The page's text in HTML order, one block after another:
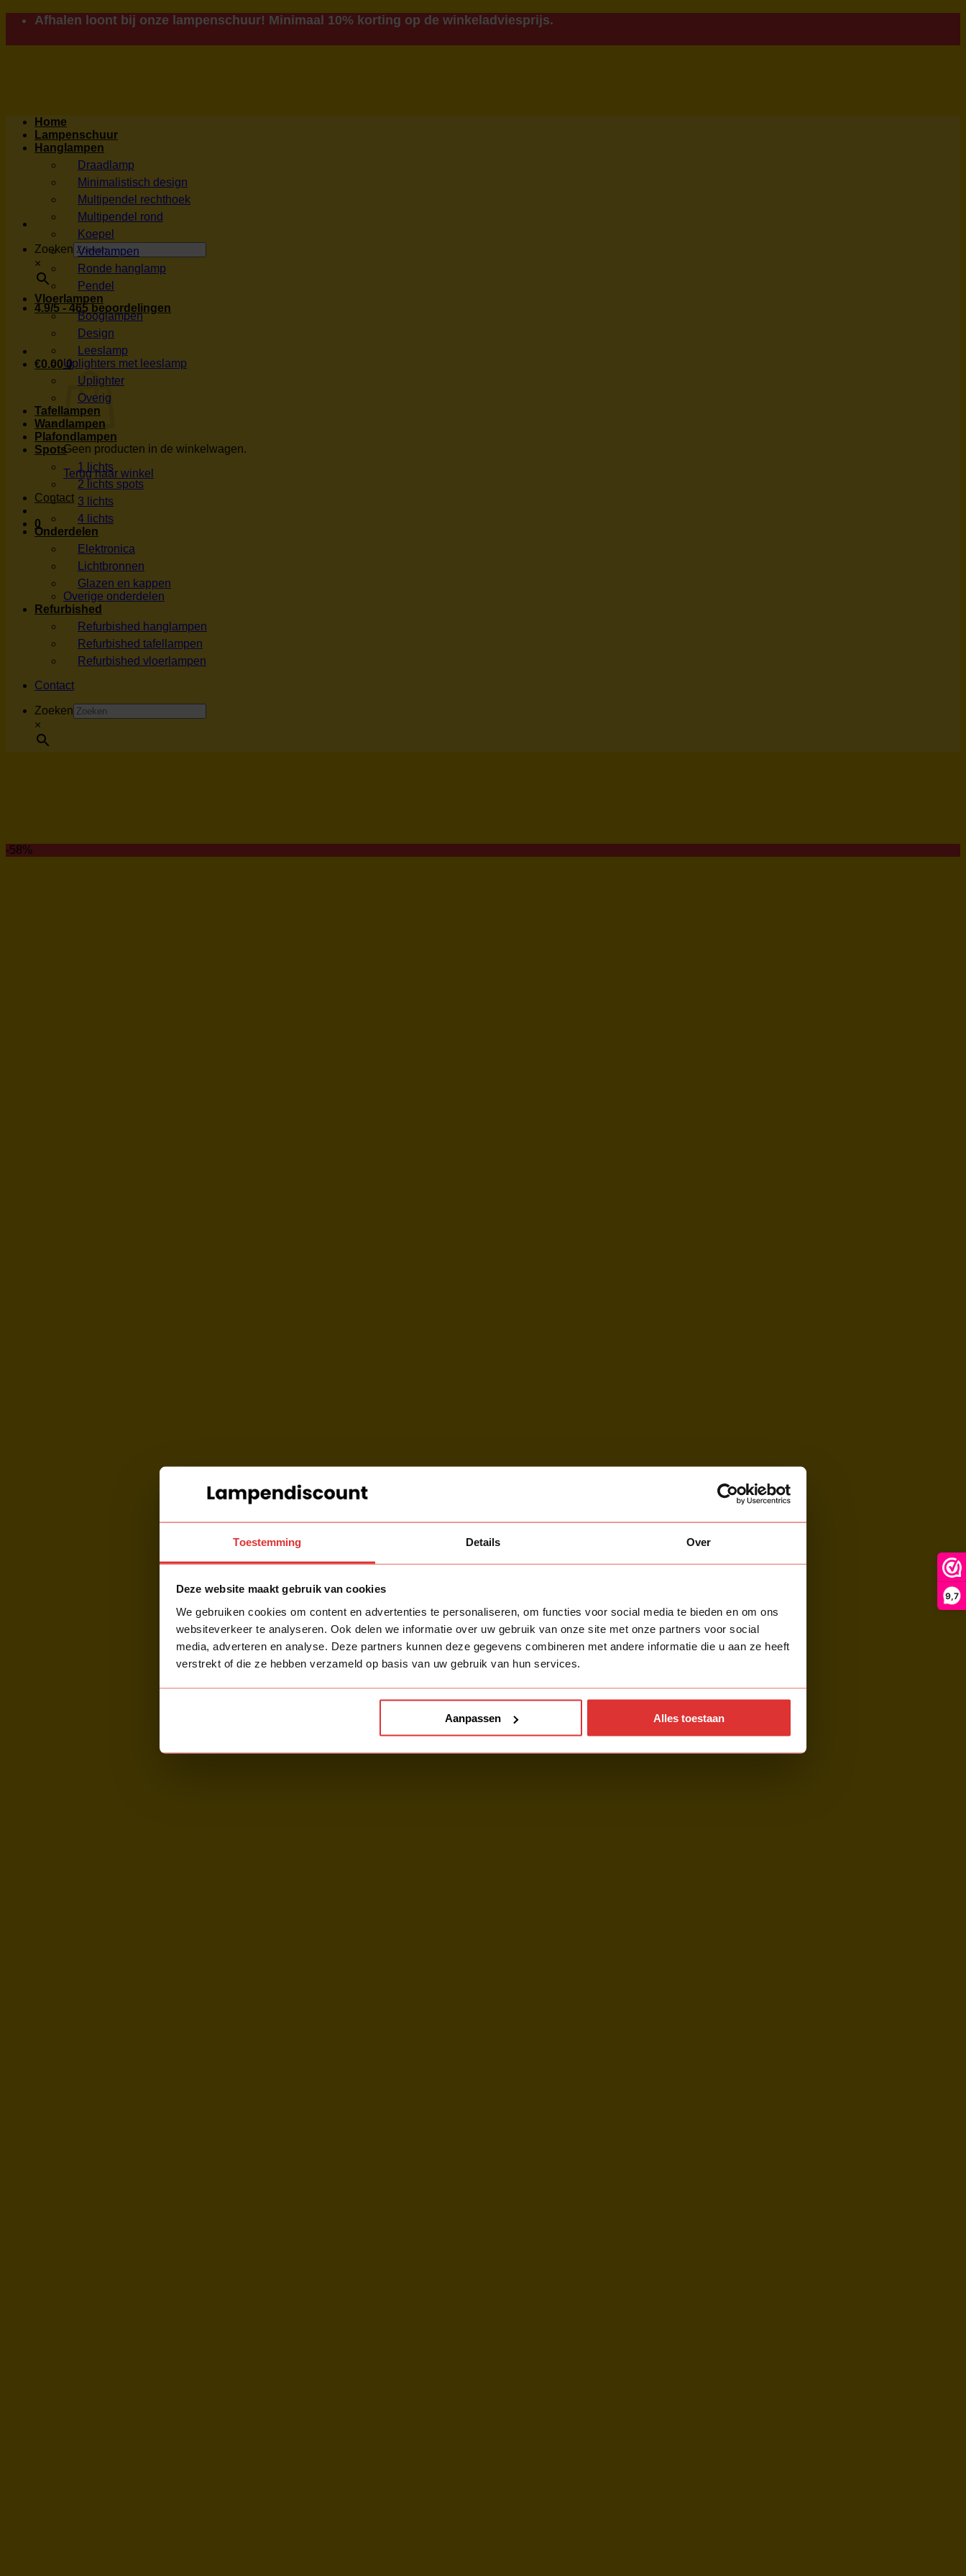
9,7
Toestemming Details Over
Deze website maakt gebruik van cookies
We gebruiken cookies om content en advertenties te personaliseren, om functies voor social media te bieden en om ons
websiteverkeer te analyseren. Ook delen we informatie over uw gebruik van onze site met onze partners voor social
media, adverteren en analyse. Deze partners kunnen deze gegevens combineren met andere informatie die u aan ze heeft
verstrekt of die ze hebben verzameld op basis van uw gebruik van hun services.
Aanpassen Alles toestaan
inhoud
Afhalen loont bij onze lampenschuur! Minimaal 10% korting op de winkeladviesprijs.
Zoeken
×
4.9/5 - 465 beoordelingen
€0.00 0
Geen producten in de winkelwagen.
Terug naar winkel
Contact
0
Home
Lampenschuur
Hanglampen
Draadlamp
Minimalistisch design
Multipendel rechthoek
Multipendel rond
Koepel
Videlampen
Ronde hanglamp
Pendel
Vloerlampen
Booglampen
Design
Leeslamp
Uplighters met leeslamp
Uplighter
Overig
Tafellampen
Wandlampen
Plafondlampen
Spots
1 lichts
2 lichts spots
3 lichts
4 lichts
Onderdelen
Elektronica
Lichtbronnen
Glazen en kappen
Overige onderdelen
Refurbished
Refurbished hanglampen
Refurbished tafellampen
Refurbished vloerlampen
Contact
Zoeken
×
-58%